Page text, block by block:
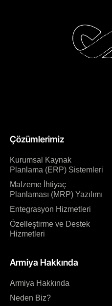
Çözümlerimiz
Kurumsal Kaynak
Planlama (ERP) Sistemleri
Malzeme İhtiyaç
Planlaması (MRP) Yazılımı
Entegrasyon Hizmetleri
Özelleştirme ve Destek
Hizmetleri
Armiya Hakkında
Armiya Hakkında
Neden Biz?